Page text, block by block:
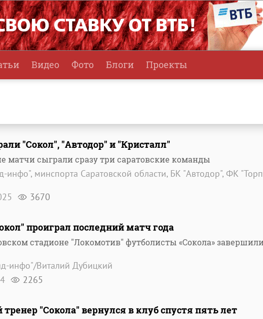
Видео Фото Блоги Проекты
"Сокол", "Автодор" и "Кристалл"
матчи сыграли сразу три саратовские команды
минспорта Саратовской области, БК "Автодор", ФК
3670
проиграл последний матч года
стадионе "Локомотив" футболисты «Сокола»
инфо"/Виталий Дубицкий
2265
"Сокола" вернулся в клуб спустя пять лет